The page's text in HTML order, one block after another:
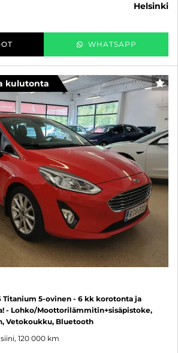
helsinki
WHATSAPP
kulutonta
Titanium 5-ovinen - 6 kk korotonta ja
- Lohko/Moottorilämmitin+sisäpistoke,
Vetokoukku, Bluetooth
120 000 km